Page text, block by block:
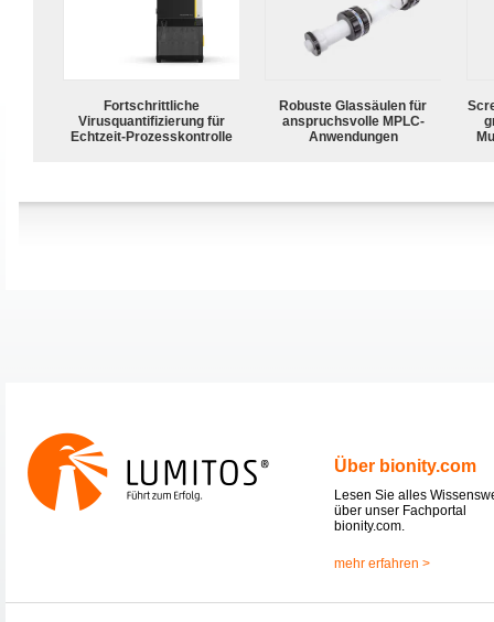
Fortschrittliche
Virusquantifizierung für
Echtzeit-Prozesskontrolle
Robuste Glassäulen für
anspruchsvolle MPLC-
Anwendungen
Über bionity.com
Lesen Sie alles
über unser Fachportal
bionity.com.
mehr erfahren >